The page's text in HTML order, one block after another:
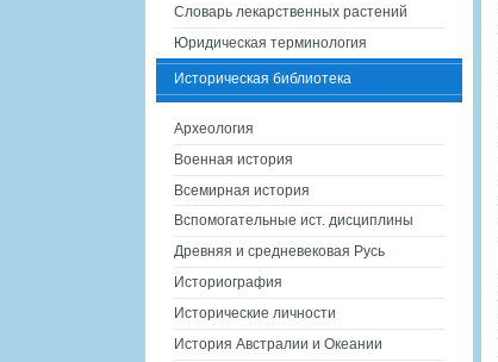
Словарь лекарственных растений
Юридическая терминология
Историческая библиотека
Археология
Военная история
Всемирная история
Вспомогательные ист. дисциплины
Древняя и средневековая Русь
Историография
Исторические личности
История Австралии и Океании